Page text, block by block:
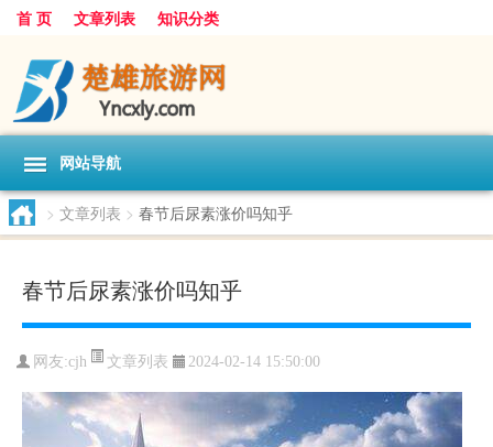
首 页 文章列表 知识分类
网站导航
> 文章列表 > 春节后尿素涨价吗知乎
春节后尿素涨价吗知乎
网友:cjh 文章列表 2024-02-14 15:50:00